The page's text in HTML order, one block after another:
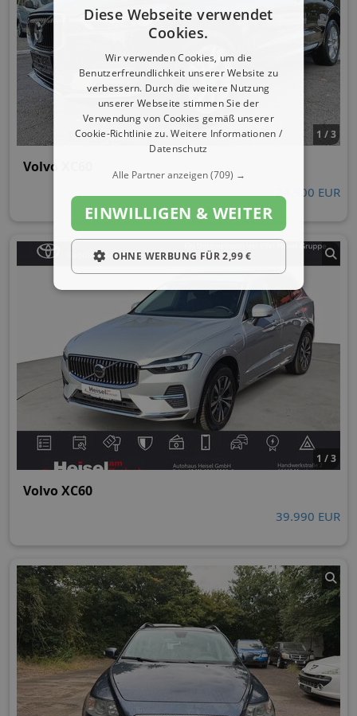
1 / 3
Volvo XC60
24.900 EUR
1 / 3
Volvo XC60
39.990 EUR
Diese Webseite verwendet
Cookies.
Wir verwenden Cookies, um die
Benutzerfreundlichkeit unserer Website zu
verbessern. Durch die weitere Nutzung
unserer Webseite stimmen Sie der
Verwendung von Cookies gemäß unserer
Cookie-Richtlinie zu.Weitere Informationen /
Datenschutz
Alle Partner anzeigen(709) →
EINWILLIGEN & WEITER
OHNE WERBUNG FÜR 2,99 €